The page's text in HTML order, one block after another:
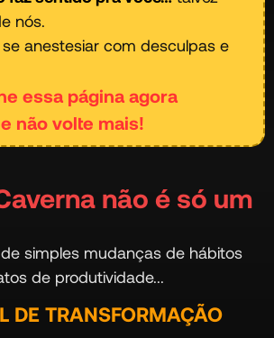
nós.
anestesiar com desculpas e
essa página agora
e não volte mais!
não é só um
de simples mudanças de hábitos
de produtividade...
DE TRANSFORMAÇÃO